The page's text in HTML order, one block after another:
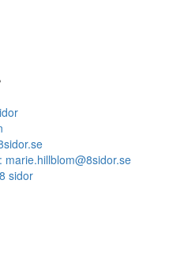
marie.hillblom@8sidor.se
sidor